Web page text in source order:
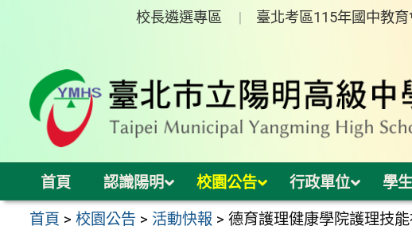
校長遴選專區 臺北考區115年國中教
首頁 認識陽明 校園公告 行政單位 學
首頁 >校園公告 > 活動快報 >德育護理健康學院護理技